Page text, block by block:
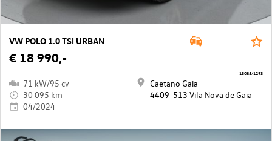
VW POLO 1.0 TSI URBAN
€ 18 990,-
71 kW/95 cv
30 095 km
04/2024
Caetano Gaia
4409-513 Vila Nova de Gaia
13085/1293